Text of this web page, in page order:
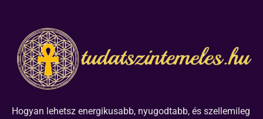
Hogyan lehetsz energikusabb, nyugodtabb, és szellemileg